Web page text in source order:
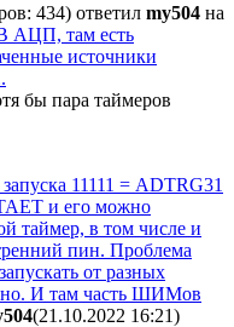
434) ответил my504 на
АЦП, там есть
источники
бы пара таймеров
11111 = ADTRG31
и его можно
таймер, в том числе и
пин. Проблема
от разных
И там часть ШИМов
(21.10.2022 16:21)